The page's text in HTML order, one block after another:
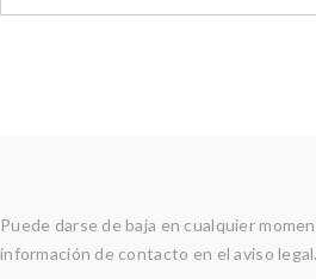
Puede darse de baja en cualquier
información de contacto en el aviso legal.